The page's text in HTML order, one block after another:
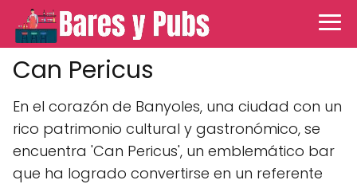
Can Pericus
En el corazón de Banyoles, una ciudad con un
rico patrimonio cultural y gastronómico, se
encuentra 'Can Pericus', un emblemático bar
que ha logrado convertirse en un referente